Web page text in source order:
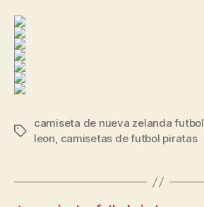
Etiquetas
camiseta de nueva zelanda futbol
leon, camisetas de futbol piratas